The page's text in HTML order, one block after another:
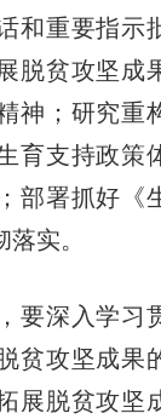
和重要指示
脱贫攻坚成
神；研究重
育支持政策
部署抓好《
实。
深入学习
贫攻坚成果
展脱贫攻坚